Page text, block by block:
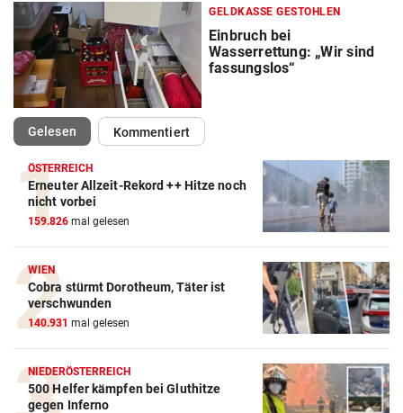
GELDKASSE GESTOHLEN
Einbruch bei
Wasserrettung: „Wir sind
fassungslos“
Gelesen(ausgewählt)Kommentiert
ÖSTERREICH
Erneuter Allzeit-Rekord ++ Hitze noch
nicht vorbei
159.826 mal gelesen
WIEN
Cobra stürmt Dorotheum, Täter ist
verschwunden
140.931 mal gelesen
NIEDERÖSTERREICH
500 Helfer kämpfen bei Gluthitze
gegen Inferno